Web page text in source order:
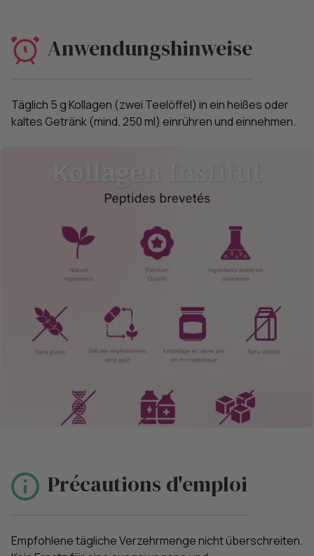
Anwendungshinweise
Täglich 5 g Kollagen (zwei Teelöffel) in ein heißes oder
kaltes Getränk (mind. 250 ml) einrühren und einnehmen.
Précautions d'emploi
Empfohlene tägliche Verzehrmenge nicht überschreiten.